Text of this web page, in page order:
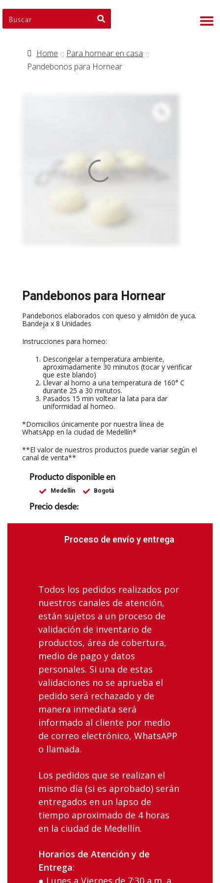
Home
Para hornear en casa
Pandebonos para Hornear
Pandebonos para Hornear
Pandebonos elaborados con queso y almidón de yuca.
Bandeja x 8 Unidades
Instrucciones para horneo:
Descongelar a temperatura ambiente,
aproximadamente 30 minutos (tocar y verificar
que este blando)
Llevar al horno a una temperatura de 160° C
durante 25 a 30 minutos.
Pasados 15 min voltear la lata para dar
uniformidad al horneo.
*Domicilios únicamente por nuestra línea de
WhatsApp en la ciudad de Medellín*
**El valor de nuestros productos puede variar según el
canal de venta**
Producto disponible en
Medellín Bogotá
Precio desde:
Proceso de envío y entrega
Todos los pedidos realizados por
nuestros canales de atención,
están sujetos a un proceso de
validación de inventario de
productos, área de cobertura,
medio de pago y datos
personales. Si una de estas
validaciones no se aprueba el
pedido será rechazado y de
manera inmediata será
informado al cliente por medio
de correo electrónico, WhatsAPP
o llamada.
Los‌ ‌pedidos‌ ‌que‌ ‌se‌ ‌realizan‌ ‌el‌
‌mismo‌ ‌día‌ (si es aprobado) ‌serán‌
‌entregados‌ ‌en‌ ‌un‌ ‌lapso‌ ‌de
tiempo aproximado ‌de‌ ‌4 ‌horas‌
‌en‌ ‌la‌ ciudad‌ ‌de‌ ‌Medellín‌.
Horarios‌ ‌de‌ ‌Atención‌ ‌y‌ ‌de‌
‌Entrega:‌ ‌
● Lunes‌ ‌a‌ ‌Viernes‌ ‌de‌ ‌7:30‌ ‌a.m.‌ ‌a‌